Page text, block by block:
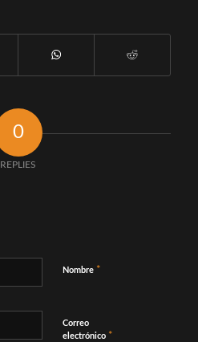
0
REPLIES
Nombre *
Correo
electrónico *